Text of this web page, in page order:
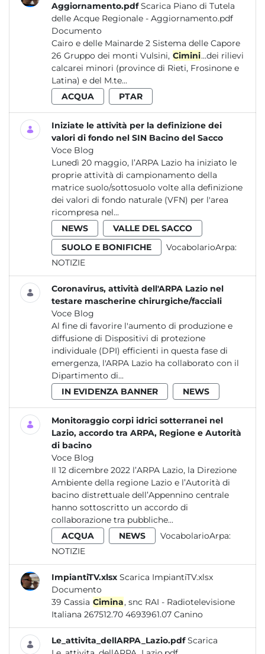
Aggiornamento.pdf Scarica Piano di Tutela
delle Acque Regionale - Aggiornamento.pdf
Documento
Cairo e delle Mainarde 2 Sistema delle Capore
26 Gruppo dei monti Vulsini, Cimini...dei rilievi
calcarei minori (province di Rieti, Frosinone e
Latina) e del M.te...
ACQUA
PTAR
Iniziate le attività per la definizione dei
valori di fondo nel SIN Bacino del Sacco
Voce Blog
Lunedì 20 maggio, l’ARPA Lazio ha iniziato le
proprie attività di campionamento della
matrice suolo/sottosuolo volte alla definizione
dei valori di fondo naturale (VFN) per l'area
ricompresa nel...
NEWS
VALLE DEL SACCO
SUOLO E BONIFICHE
VocabolarioArpa:
NOTIZIE
Coronavirus, attività dell'ARPA Lazio nel
testare mascherine chirurgiche/facciali
Voce Blog
Al fine di favorire l'aumento di produzione e
diffusione di Dispositivi di protezione
individuale (DPI) efficienti in questa fase di
emergenza, l'ARPA Lazio ha collaborato con il
Dipartimento di...
IN EVIDENZA BANNER
NEWS
Monitoraggio corpi idrici sotterranei nel
Lazio, accordo tra ARPA, Regione e Autorità
di bacino
Voce Blog
Il 12 dicembre 2022 l’ARPA Lazio, la Direzione
Ambiente della regione Lazio e l’Autorità di
bacino distrettuale dell’Appennino centrale
hanno sottoscritto un accordo di
collaborazione tra pubbliche...
ACQUA
NEWS
VocabolarioArpa:
NOTIZIE
ImpiantiTV.xlsx Scarica ImpiantiTV.xlsx
Documento
39 Cassia Cimina, snc RAI - Radiotelevisione
Italiana 267512.70 4693961.07 Canino
Le_attivita_dellARPA_Lazio.pdf Scarica